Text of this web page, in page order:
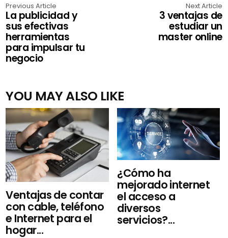
Previous Article
La publicidad y
sus efectivas
herramientas
para impulsar tu
negocio
Next Article
3 ventajas de
estudiar un
master online
YOU MAY ALSO LIKE
Ventajas de contar
con cable, teléfono
e Internet para el
hogar...
¿Cómo ha
mejorado internet
el acceso a
diversos
servicios?...